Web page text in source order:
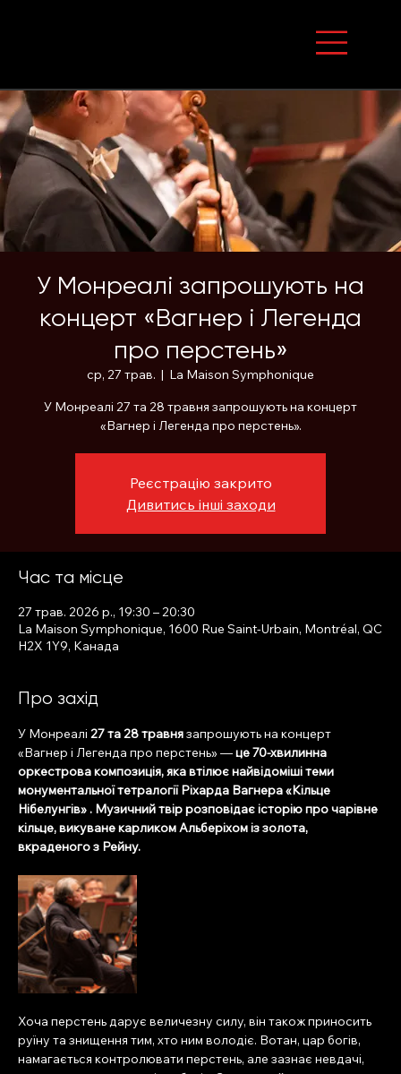
У Монреалі запрошують на
концерт «Вагнер і Легенда
про перстень»
ср, 27 трав.
  |
La Maison Symphonique
У Монреалі 27 та 28 травня запрошують на концерт
«Вагнер і Легенда про перстень».
Реєстрацію закрито
Дивитись інші заходи
Час та місце
27 трав. 2026 р., 19:30 – 20:30
La Maison Symphonique, 1600 Rue Saint-Urbain, Montréal, QC
H2X 1Y9, Канада
Про захід
У Монреалі 27 та 28 травня запрошують на концерт
«Вагнер і Легенда про перстень» — це 70-хвилинна
оркестрова композиція, яка втілює найвідоміші теми
монументальної тетралогії Ріхарда Вагнера «Кільце
Нібелунгів» . Музичний твір розповідає історію про чарівне
кільце, викуване карликом Альберіхом із золота,
вкраденого з Рейну.
Хоча перстень дарує величезну силу, він також приносить
руїну та знищення тим, хто ним володіє. Вотан, цар богів,
намагається контролювати перстень, але зазнає невдачі,